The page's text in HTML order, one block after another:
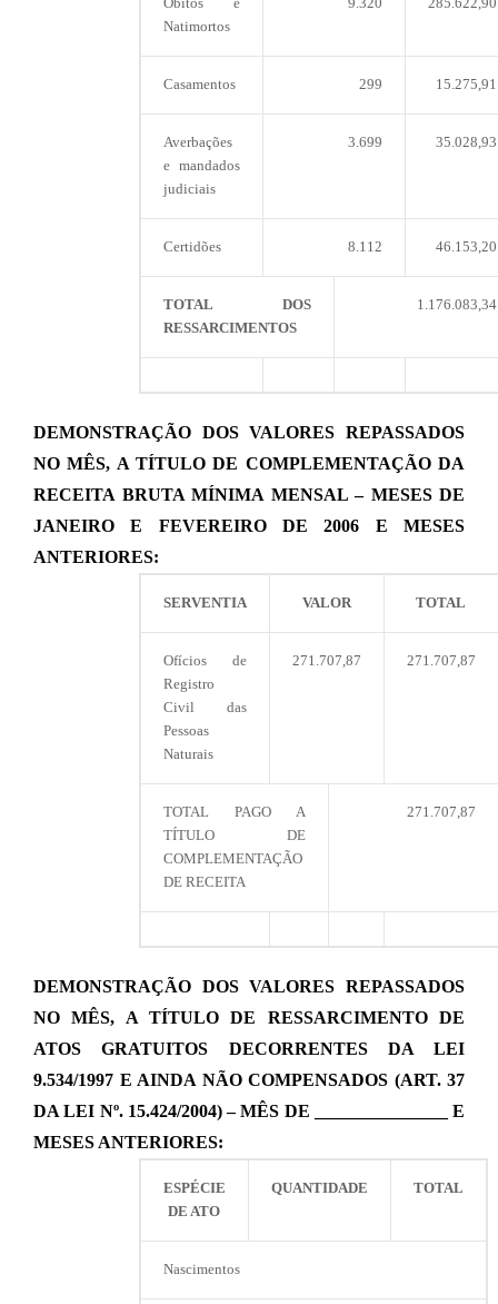
Natimortos
Casamentos 299 15.275,91
Averbações
e mandados
judiciais
3.699 35.028,93
Certidões 8.112 46.153,20
TOTAL DOS
RESSARCIMENTOS
1.176.083,34
DEMONSTRAÇÃO DOS VALORES REPASSADOS
NO MÊS, A TÍTULO DE COMPLEMENTAÇÃO DA
RECEITA BRUTA MÍNIMA MENSAL – MESES DE
JANEIRO E FEVEREIRO DE 2006 E MESES
ANTERIORES:
SERVENTIA VALOR TOTAL
Ofícios de
Registro
Civil das
Pessoas
Naturais
271.707,87 271.707,87
TOTAL PAGO A
TÍTULO DE
COMPLEMENTAÇÃO
DE RECEITA
271.707,87
DEMONSTRAÇÃO DOS VALORES REPASSADOS
NO MÊS, A TÍTULO DE RESSARCIMENTO DE
ATOS GRATUITOS DECORRENTES DA LEI
9.534/1997 E AINDA NÃO COMPENSADOS (ART. 37
DA LEI Nº. 15.424/2004) – MÊS DE _______________ E
MESES ANTERIORES:
ESPÉCIE
DE ATO
QUANTIDADE TOTAL
Nascimentos